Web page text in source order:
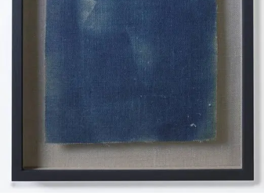
SERVICES
CRÉER SON CATALOGUE RAISONNÉ
ABONNEMENTS DÉDIÉS AUX GALERISTES
CRÉER SON SITE ARTISTE
CRÉER SON CATALOGUE D'EXPO
PUBLIER SES EXPOSITIONS
DEVENIR CONTRIBUTEUR